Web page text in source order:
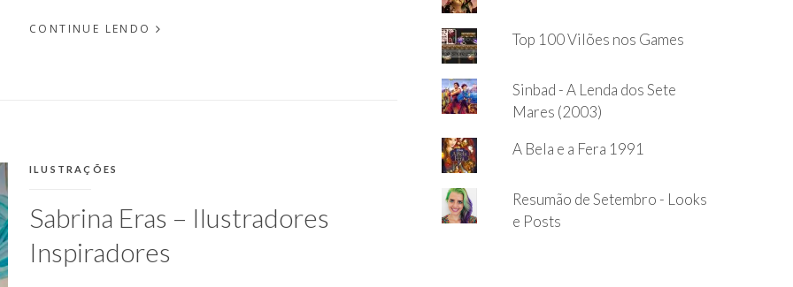
CONTINUE LENDO
CATEGORIAS:
ILUSTRAÇÕES
Sabrina Eras – Ilustradores
Inspiradores
Top 100 Vilões nos Games
Sinbad - A Lenda dos Sete
Mares (2003)
A Bela e a Fera 1991
Resumão de Setembro - Looks
e Posts